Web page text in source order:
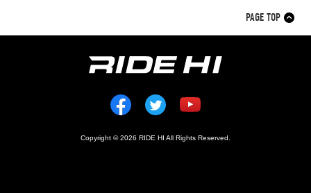
Copyright © 2026 RIDE HI All Rights Reserved.
PAGE TOP